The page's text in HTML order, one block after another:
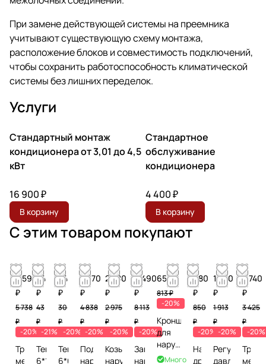
При замене действующей системы на преемника
учитывают существующую схему монтажа,
расположение блоков и совместимость подключений,
чтобы сохранить работоспособность климатической
системы без лишних переделок.
Услуги
Стандартный монтаж
кондиционера от 3,01 до 4,5
кВт
16 900 ₽
В корзину
Стандартное
обслуживание
кондиционера
4 400 ₽
В корзину
С этим товаром покупают
4 590
₽
5 738
₽
-20%
Труба
медная
34
₽
43
₽
-21%
Теплоизоляция
6*10
24
₽
30
₽
-20%
Теплоизоляция
6*6
3 870
₽
4 838
₽
-20%
Подставка
наружного
2 380
₽
2 975
₽
-20%
Козырек
наружного
6 490
₽
8 113
₽
-20%
Защита
наружного
650 ₽
813 ₽
-20%
Кронштейн
для
наружного
блока
Много
680
₽
850
₽
-20%
Нагреватель
дренажа
1 530
₽
1 913
₽
-20%
Регулятор
давления
2 740
₽
3 425
₽
-20%
Труба